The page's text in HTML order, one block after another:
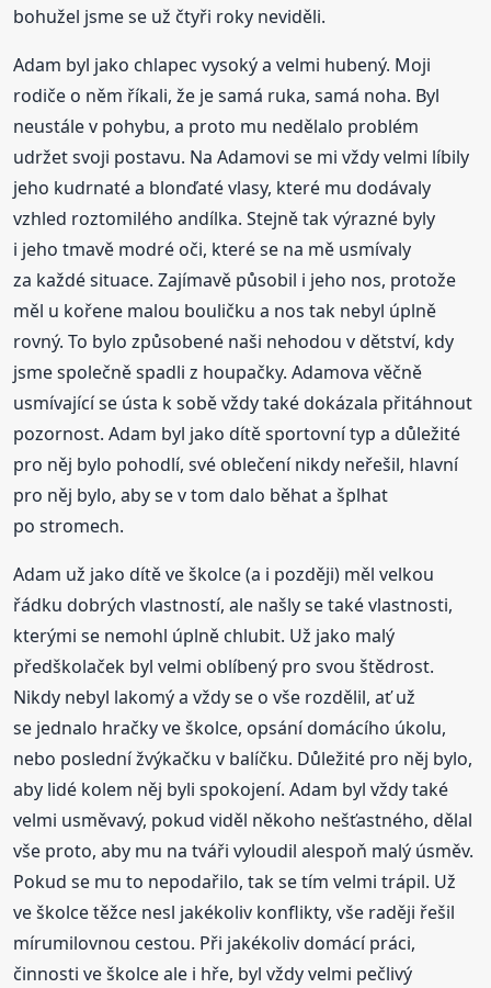
bohužel jsme se už čtyři roky neviděli.
Adam byl jako chlapec vysoký a velmi hubený. Moji
rodiče o něm říkali, že je samá ruka, samá noha. Byl
neustále v pohybu, a proto mu nedělalo problém
udržet svoji postavu. Na Adamovi se mi vždy velmi líbily
jeho kudrnaté a blonďaté vlasy, které mu dodávaly
vzhled roztomilého andílka. Stejně tak výrazné byly
i jeho tmavě modré oči, které se na mě usmívaly
za každé situace. Zajímavě působil i jeho nos, protože
měl u kořene malou bouličku a nos tak nebyl úplně
rovný. To bylo způsobené naši nehodou v dětství, kdy
jsme společně spadli z houpačky. Adamova věčně
usmívající se ústa k sobě vždy také dokázala přitáhnout
pozornost. Adam byl jako dítě sportovní typ a důležité
pro něj bylo pohodlí, své oblečení nikdy neřešil, hlavní
pro něj bylo, aby se v tom dalo běhat a šplhat
po stromech.
Adam už jako dítě ve školce (a i později) měl velkou
řádku dobrých vlastností, ale našly se také vlastnosti,
kterými se nemohl úplně chlubit. Už jako malý
předškolaček byl velmi oblíbený pro svou štědrost.
Nikdy nebyl lakomý a vždy se o vše rozdělil, ať už
se jednalo hračky ve školce, opsání domácího úkolu,
nebo poslední žvýkačku v balíčku. Důležité pro něj bylo,
aby lidé kolem něj byli spokojení. Adam byl vždy také
velmi usměvavý, pokud viděl někoho nešťastného, dělal
vše proto, aby mu na tváři vyloudil alespoň malý úsměv.
Pokud se mu to nepodařilo, tak se tím velmi trápil. Už
ve školce těžce nesl jakékoliv konflikty, vše raději řešil
mírumilovnou cestou. Při jakékoliv domácí práci,
činnosti ve školce ale i hře, byl vždy velmi pečlivý